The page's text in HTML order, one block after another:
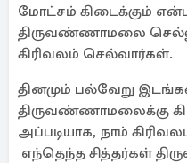
மோட்சம் கிடைக்கும்
திருவண்ணாமலை
கிரிவலம் செல்வார்கள்.
தினமும் பல்வேறு
திருவண்ணாமலைக்கு
அப்படியாக, நாம்
எந்தெந்த சித்தர்கள்